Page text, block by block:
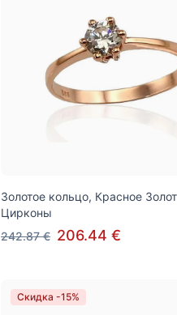
Золотое кольцо, Красное
Цирконы
242.87 € 206.44 €
Скидка -15%